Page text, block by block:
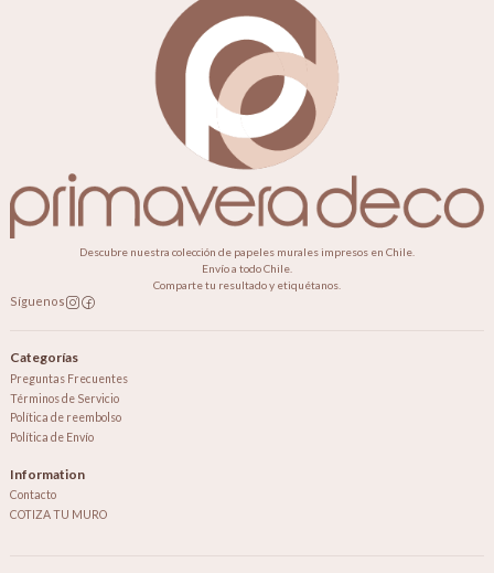
Descubre nuestra colección de papeles murales impresos en Chile.
Envío a todo Chile.
Comparte tu resultado y etiquétanos.
Síguenos
Categorías
Preguntas Frecuentes
Términos de Servicio
Política de reembolso
Política de Envío
Information
Contacto
COTIZA TU MURO